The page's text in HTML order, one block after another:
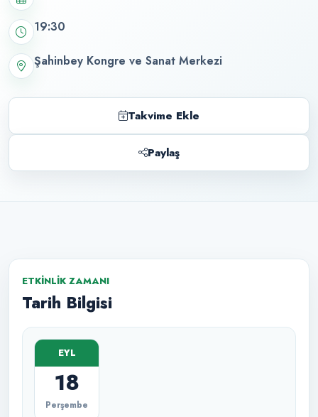
19:30
Şahinbey Kongre ve Sanat Merkezi
Takvime Ekle
Paylaş
ETKINLIK ZAMANI
Tarih Bilgisi
EYL
18
Perşembe